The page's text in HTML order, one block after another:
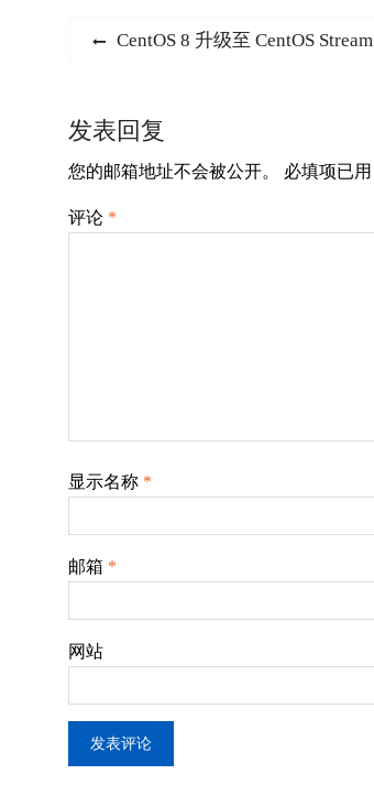
文
导
航
Previous
CentOS 8 升级至 CentOS Stream
发表回复
您的邮箱地址不会被公开。 必填项已用
评论 *
显示名称 *
邮箱 *
网站